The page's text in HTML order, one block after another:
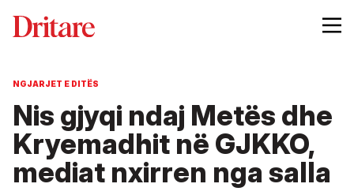
NGJARJET E DITËS
Nis gjyqi ndaj Metës dhe
Kryemadhit në GJKKO,
mediat nxirren nga salla